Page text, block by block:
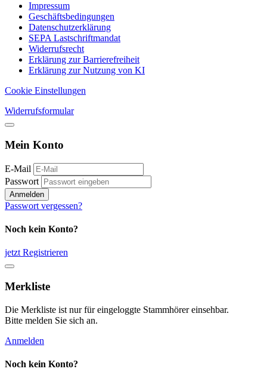
Impressum
Geschäftsbedingungen
Datenschutzerklärung
SEPA Lastschriftmandat
Widerrufsrecht
Erklärung zur Barrierefreiheit
Erklärung zur Nutzung von KI
Cookie Einstellungen
Widerrufsformular
Mein Konto
E-Mail
Passwort
Anmelden
Passwort vergessen?
Noch kein Konto?
jetzt Registrieren
Merkliste
Die Merkliste ist nur für eingeloggte Stammhörer einsehbar.
Bitte melden Sie sich an.
Anmelden
Noch kein Konto?